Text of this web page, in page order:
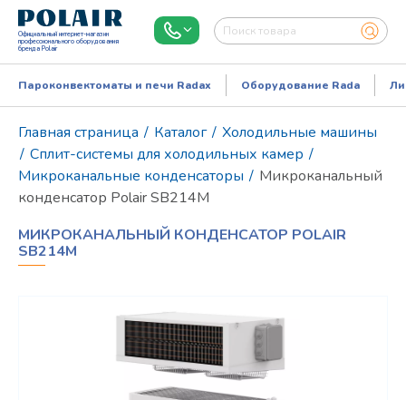
Официальный интернет-магазин
профессионального оборудования
бренда Polair
Режим работы:
Пароконвектоматы и печи Radax Оборудование Rada
Главная страница / Каталог / Холодильные машины
/ Сплит-системы для холодильных камер /
Микроканальные конденсаторы / Микроканальный
конденсатор Polair SB214M
МИКРОКАНАЛЬНЫЙ КОНДЕНСАТОР POLAIR
SB214M